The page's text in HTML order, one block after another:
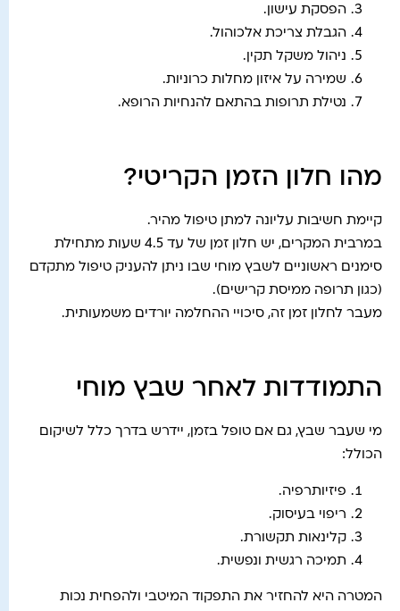
הפסקת עישון.
הגבלת צריכת אלכוהול.
ניהול משקל תקין.
שמירה על איזון מחלות כרוניות.
נטילת תרופות בהתאם להנחיות הרופא.
מהו חלון הזמן הקריטי?
קיימת חשיבות עליונה למתן טיפול מהיר.
במרבית המקרים, יש חלון זמן של עד 4.5 שעות מתחילת
סימנים ראשוניים לשבץ מוחי שבו ניתן להעניק טיפול מתקדם
(כגון תרופה ממיסת קרישים).
מעבר לחלון זמן זה, סיכויי ההחלמה יורדים משמעותית.
התמודדות לאחר שבץ מוחי
מי שעבר שבץ, גם אם טופל בזמן, יידרש בדרך כלל לשיקום
הכולל:
פיזיותרפיה.
ריפוי בעיסוק.
קלינאות תקשורת.
תמיכה רגשית ונפשית.
המטרה היא להחזיר את התפקוד המיטבי ולהפחית נכות